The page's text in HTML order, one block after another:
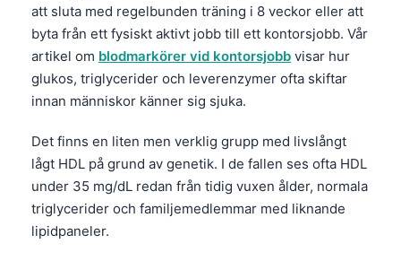
att sluta med regelbunden träning i 8 veckor eller att
byta från ett fysiskt aktivt jobb till ett kontorsjobb. Vår
artikel om blodmarkörer vid kontorsjobb visar hur
glukos, triglycerider och leverenzymer ofta skiftar
innan människor känner sig sjuka.
Det finns en liten men verklig grupp med livslångt
lågt HDL på grund av genetik. I de fallen ses ofta HDL
under 35 mg/dL redan från tidig vuxen ålder, normala
triglycerider och familjemedlemmar med liknande
lipidpaneler.